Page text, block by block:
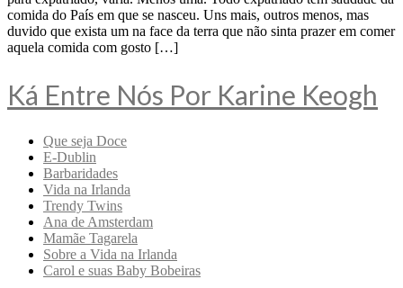
comida do País em que se nasceu. Uns mais, outros menos, mas
duvido que exista um na face da terra que não sinta prazer em comer
aquela comida com gosto […]
Ká Entre Nós Por Karine Keogh
Que seja Doce
E-Dublin
Barbaridades
Vida na Irlanda
Trendy Twins
Ana de Amsterdam
Mamãe Tagarela
Sobre a Vida na Irlanda
Carol e suas Baby Bobeiras